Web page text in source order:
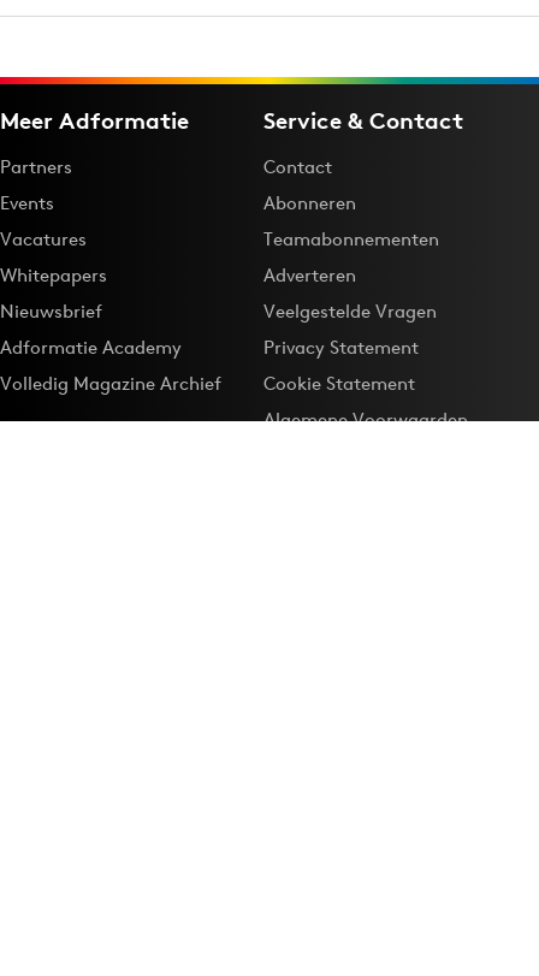
Meer Adformatie
Partners
Events
Vacatures
Whitepapers
Nieuwsbrief
Adformatie Academy
Volledig Magazine Archief
Service & Contact
Contact
Abonneren
Teamabonnementen
Adverteren
Veelgestelde Vragen
Privacy Statement
Cookie Statement
Algemene Voorwaarden